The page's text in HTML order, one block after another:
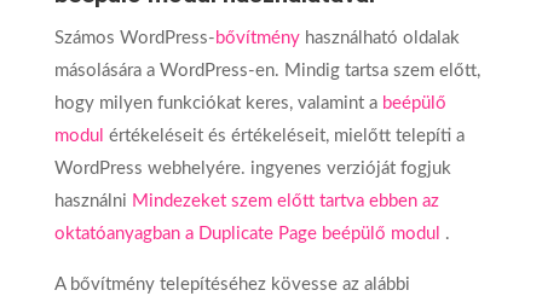
Számos WordPress- bővítményhasználható oldalak
másolására a WordPress-en. Mindig tartsa szem előtt,
hogy milyen funkciókat keres, valamint a beépülő
modul értékeléseit és értékeléseit, mielőtt telepíti a
WordPress webhelyére. ingyenes verzióját fogjuk
használni Mindezeket szem előtt tartva ebben az
oktatóanyagban a Duplicate Page beépülő modul .
A bővítmény telepítéséhez kövesse az alábbi